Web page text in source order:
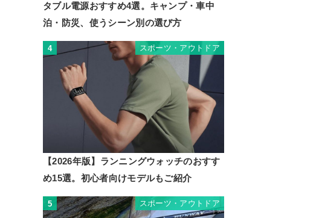
タブル電源おすすめ4選。キャンプ・車中
泊・防災、使うシーン別の選び方
4 スポーツ・アウトドア
【2026年版】ランニングウォッチのおすす
め15選。初心者向けモデルもご紹介
5 スポーツ・アウトドア